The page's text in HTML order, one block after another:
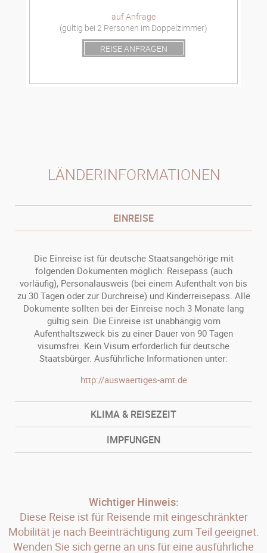
auf Anfrage
(gültig bei 2 Personen im Doppelzimmer)
REISE ANFRAGEN
LÄNDERINFORMATIONEN
EINREISE
Die Einreise ist für deutsche Staatsangehörige mit
folgenden Dokumenten möglich: Reisepass (auch
vorläufig), Personalausweis (bei einem Aufenthalt von bis
zu 30 Tagen oder zur Durchreise) und Kinderreisepass. Alle
Dokumente sollten bei der Einreise noch 3 Monate lang
gültig sein. Die Einreise ist unabhängig vom
Aufenthaltszweck bis zu einer Dauer von 90 Tagen
visumsfrei. Kein Visum erforderlich für deutsche
Staatsbürger. Ausführliche Informationen unter:
http://auswaertiges-amt.de
KLIMA & REISEZEIT
IMPFUNGEN
Wichtiger Hinweis:
Diese Reise ist für Reisende mit eingeschränkter
Mobilität je nach Beeinträchtigung zum Teil geeignet.
Wenden Sie sich gerne an uns für eine ausführliche